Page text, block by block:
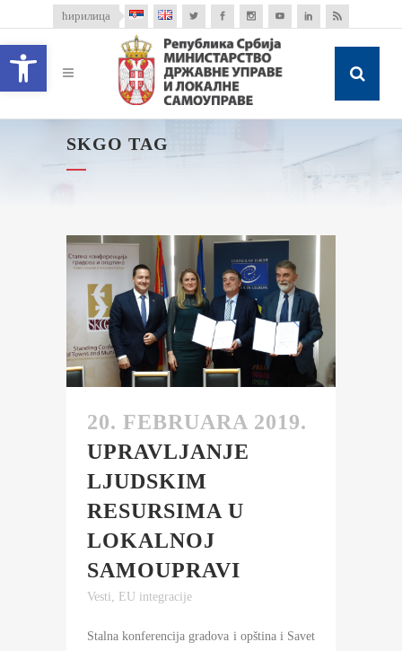
Open toolbar
ћирилица
SKGO TAG
20. FEBRUARA 2019.
UPRAVLJANJE
LJUDSKIM
RESURSIMA U
LOKALNOJ
SAMOUPRAVI
Vesti EU integracije
Stalna konferencija gradova i opština i Savet